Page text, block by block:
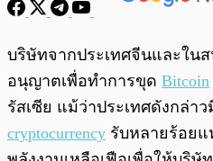
พร้อมเล่น
บริษัทจากประเทศจีนและใน
อนุญาตเพื่อทำการขุด Bitcoin
รัสเซีย แม้ว่าประเทศดังกล่า
cryptocurrency รับหลายร้อย